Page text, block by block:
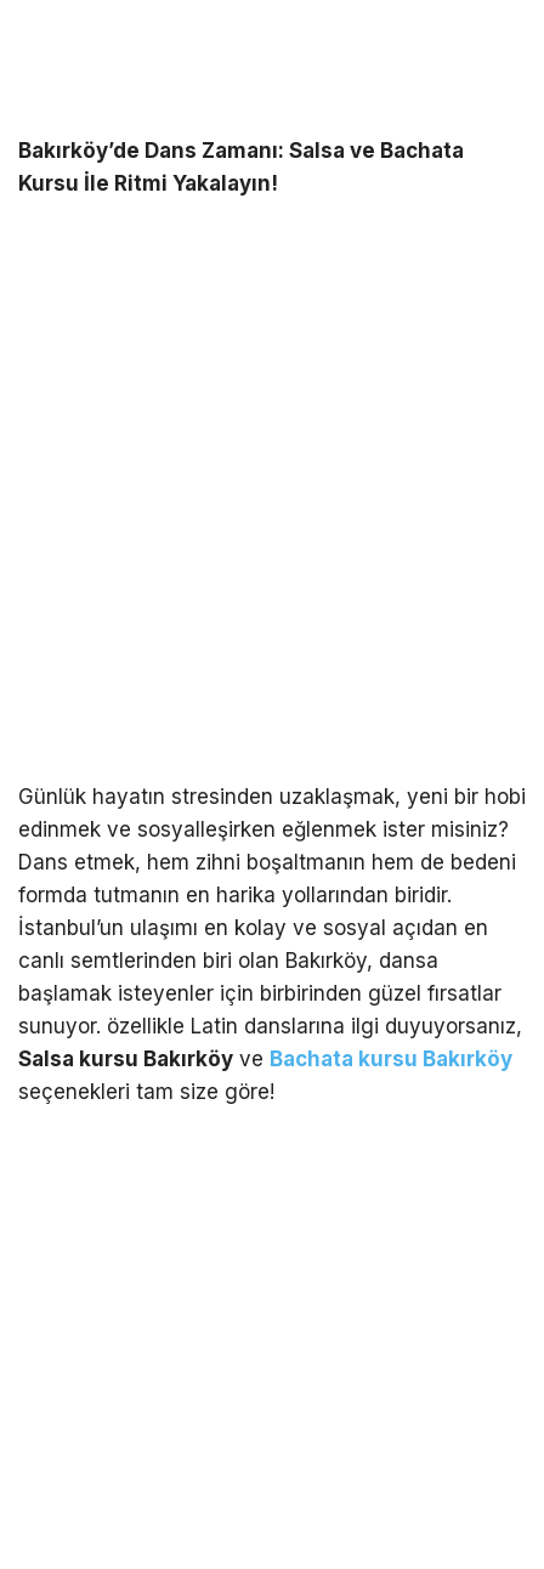
Bakırköy’de Dans Zamanı: Salsa ve Bachata
Kursu İle Ritmi Yakalayın!
Günlük hayatın stresinden uzaklaşmak, yeni bir hobi
edinmek ve sosyalleşirken eğlenmek ister misiniz?
Dans etmek, hem zihni boşaltmanın hem de bedeni
formda tutmanın en harika yollarından biridir.
İstanbul’un ulaşımı en kolay ve sosyal açıdan en
canlı semtlerinden biri olan Bakırköy, dansa
başlamak isteyenler için birbirinden güzel fırsatlar
sunuyor. özellikle Latin danslarına ilgi duyuyorsanız,
Salsa kursu Bakırköy ve Bachata kursu Bakırköy
seçenekleri tam size göre!